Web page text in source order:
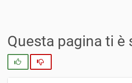
Questa pagina ti è